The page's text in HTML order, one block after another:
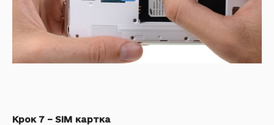
Крок 7 – SIM картка